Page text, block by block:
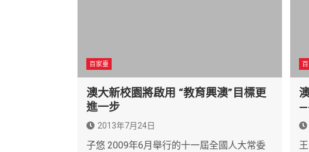
百家臺
澳大新校園將啟用 “教育興澳”目標更
進一步
2013年7月24日
子悠 2009年6月舉行的十一屆全國人大常委